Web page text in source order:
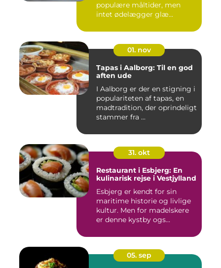
populære måltider, men
intet ødelægger glæ...
01. nov
Tapas i Aalborg: Til en god
aften ude
I Aalborg er der en stigning i
populariteten af tapas, en
madtradition, der oprindeligt
stammer fra ...
31. okt
Restaurant i Esbjerg: En
kulinarisk rejse i Vestjylland
Esbjerg er kendt for sin
maritime historie og livlige
kultur. Men for madelskere
er denne kystby ogs...
05. sep